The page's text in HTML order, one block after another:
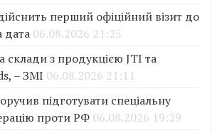
перший офіційний візит до
дата 06.08.2026 21:25
склади з продукцією JTI та
– ЗМІ 06.08.2026 21:11
підготувати спеціальну
проти РФ 06.08.2026 19:29